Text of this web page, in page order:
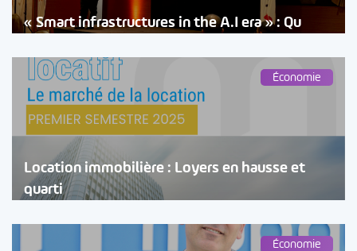
« Smart infrastructures in the A.I era » : Qu
Économie
Location immobilière : Loyers en hausse et
quarti
Économie